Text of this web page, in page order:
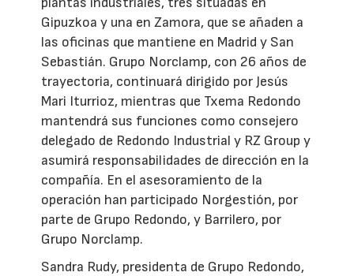
Gipuzkoa y una en Zamora, que se añaden a
las oficinas que mantiene en Madrid y San
Sebastián. Grupo Norclamp, con 26 años de
trayectoria, continuará dirigido por Jesús
Mari Iturrioz, mientras que Txema Redondo
mantendrá sus funciones como consejero
delegado de Redondo Industrial y RZ Group y
asumirá responsabilidades de dirección en la
compañía. En el asesoramiento de la
operación han participado Norgestión, por
parte de Grupo Redondo, y Barrilero, por
Grupo Norclamp.
Sandra Rudy, presidenta de Grupo Redondo,